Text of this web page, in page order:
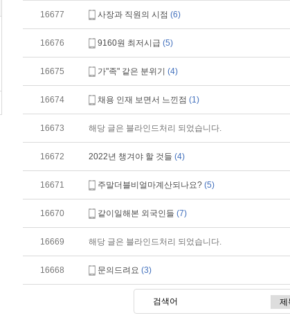
16677 사장과 직원의 시점 (6)
16676 9160원 최저시급 (5)
16675 가"족" 같은 분위기 (4)
16674 채용 인재 보면서 느낀점 (1)
16673 해당 글은 블라인드처리 되었습니다.
16672 2022년 챙겨야 할 것들 (4)
16671 주말더블비얼마계산되나요? (5)
16670 같이일해본 외국인들 (7)
16669 해당 글은 블라인드처리 되었습니다.
16668 문의드려요 (3)